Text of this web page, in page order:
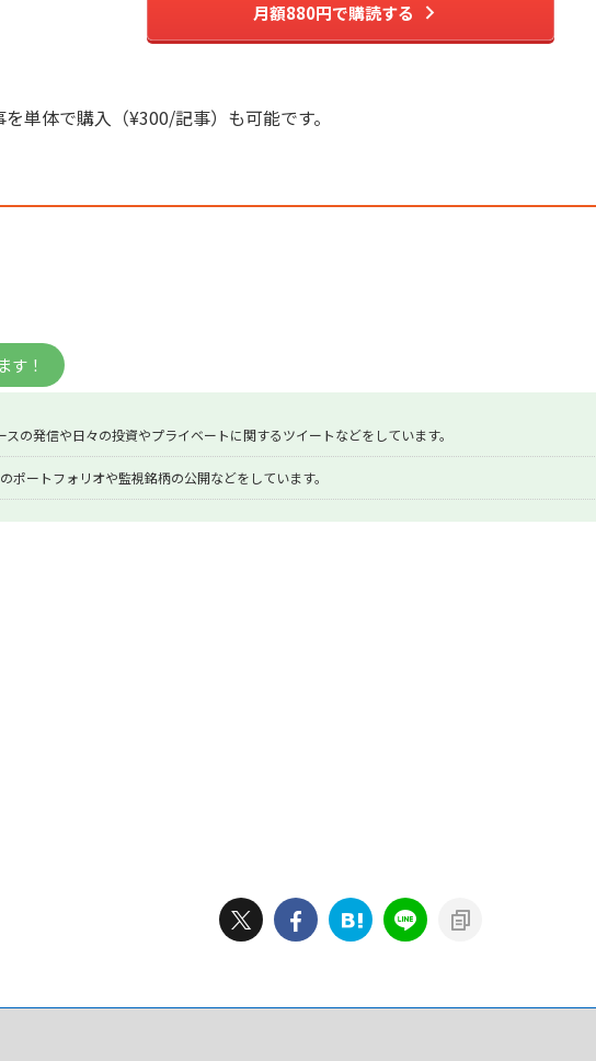
月額880円で購読する
単体で購入（¥300/記事）も可能です。
す！
スの発信や日々の投資やプライベートに関するツイートなどをしています。
ポートフォリオや監視銘柄の公開などをしています。